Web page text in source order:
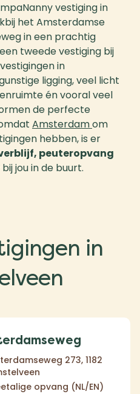
vestiging in
het Amsterdamse
in een prachtig
tweede vestiging bij
in
ligging, veel licht
én vooral veel
de perfecte
Amsterdamom
hebben, is er
peuteropvang
jou in de buurt.
in
273, 1182
opvang (NL/EN)